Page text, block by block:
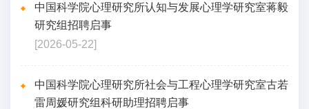
中国科学院心理研究所认知与发展心理学研究室蒋毅
研究组招聘启事
[2026-05-22]
中国科学院心理研究所社会与工程心理学研究室古若
雷周媛研究组科研助理招聘启事